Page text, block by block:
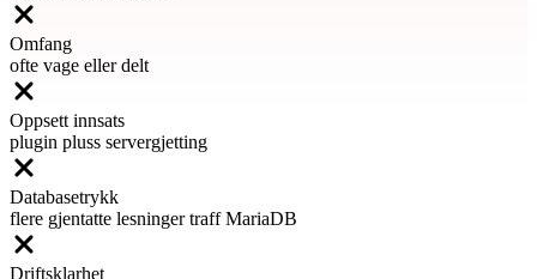
Omfang
ofte vage eller delt
Oppsett innsats
plugin pluss servergjetting
Databasetrykk
flere gjentatte lesninger traff MariaDB
Driftsklarhet